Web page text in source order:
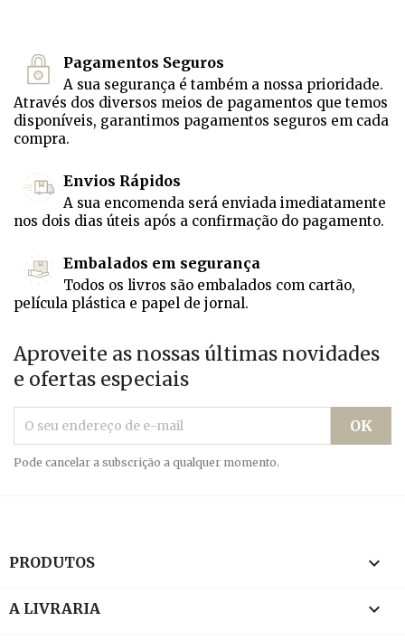
Pagamentos Seguros
A sua segurança é também a nossa prioridade.
Através dos diversos meios de pagamentos que temos
disponíveis, garantimos pagamentos seguros em cada
compra.
Envios Rápidos
A sua encomenda será enviada imediatamente
nos dois dias úteis após a confirmação do pagamento.
Embalados em segurança
Todos os livros são embalados com cartão,
película plástica e papel de jornal.
Aproveite as nossas últimas novidades
e ofertas especiais
Pode cancelar a subscrição a qualquer momento.
PRODUTOS 
A LIVRARIA 